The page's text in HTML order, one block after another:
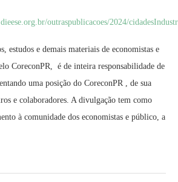
outraspublicacoes/2024/
estudos e demais materiais de economistas e
CoreconPR, é de inteira responsabilidade de
uma posição do CoreconPR , de sua
e colaboradores. A divulgação tem como
à comunidade dos economistas e público, a